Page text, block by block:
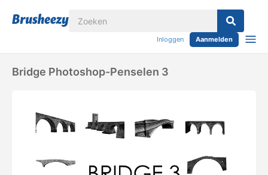
Inloggen Aanmelden
Bridge Photoshop-Penselen 3